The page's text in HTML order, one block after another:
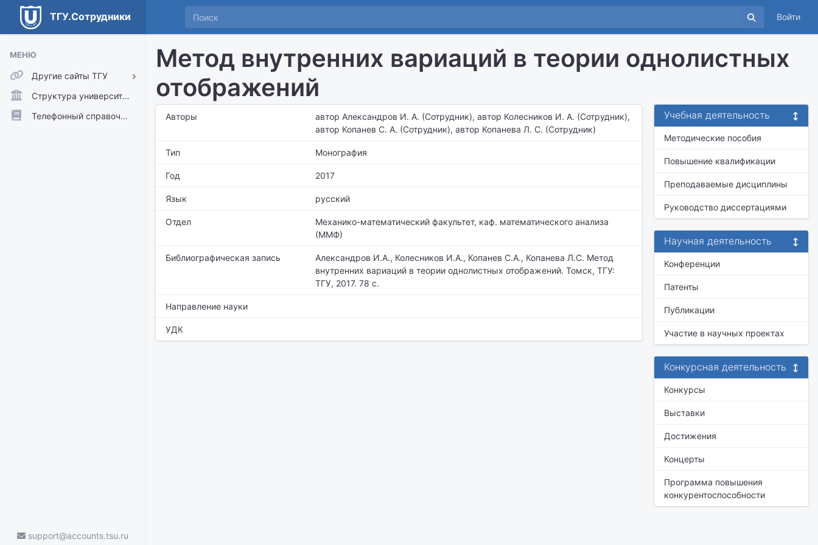
ТГУ.Сотрудники Войти
МЕНЮ
Другие сайты ТГУ
ТГУ.Аккаунты
ТГУ.Расписание
Структура университета
Телефонный справочник
support@accounts.tsu.ru
Метод внутренних вариаций в теории однолистных
отображений
Авторы
автор Александров И. А. (Сотрудник), автор Колесников И. А. (Сотрудник),
автор Копанев С. А. (Сотрудник), автор Копанева Л. С. (Сотрудник)
Тип Монография
Год 2017
Язык русский
Отдел Механико-математический факультет, каф. математического анализа
(ММФ)
Библиографическая запись
Александров И.А., Колесников И.А., Копанев С.А., Копанева Л.С. Метод
внутренних вариаций в теории однолистных отображений. Томск, ТГУ:
ТГУ, 2017. 78 с.
Направление науки
УДК
Учебная деятельность
Методические пособия
Повышение квалификации
Преподаваемые дисциплины
Руководство диссертациями
Научная деятельность
Конференции
Патенты
Публикации
Участие в научных проектах
Конкурсная деятельность
Конкурсы
Выставки
Достижения
Концерты
Программа повышения
конкурентоспособности